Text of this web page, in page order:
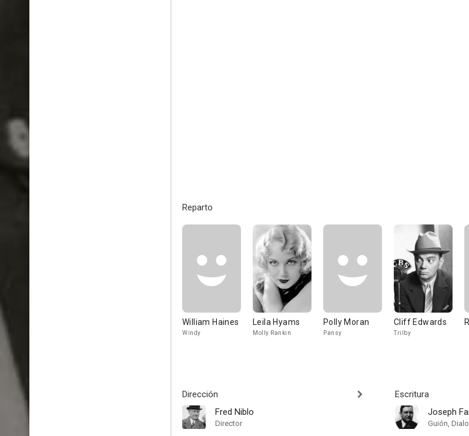
Reparto
William Haines
Windy
Leila Hyams
Molly Rankin
Polly Moran
Pansy
Cliff Edwards
Trilby
Dirección
Fred Niblo
Director
Escritura
Joseph
Guión,